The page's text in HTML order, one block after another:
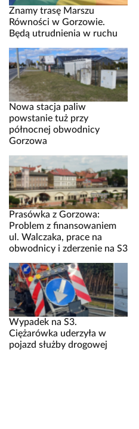
Znamy trasę Marszu
Równości w Gorzowie.
Będą utrudnienia w ruchu
Nowa stacja paliw
powstanie tuż przy
północnej obwodnicy
Gorzowa
Prasówka z Gorzowa:
Problem z finansowaniem
ul. Walczaka, prace na
obwodnicy i zderzenie na S3
Wypadek na S3.
Ciężarówka uderzyła w
pojazd służby drogowej